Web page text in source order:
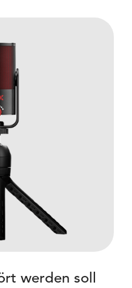
werden soll